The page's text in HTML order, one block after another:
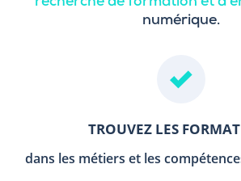
numérique.
TROUVEZ LES
dans les métiers et les